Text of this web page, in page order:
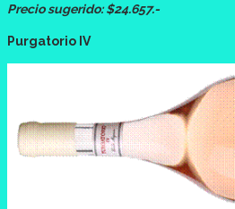
Precio sugerido: $24.657.-
Purgatorio IV